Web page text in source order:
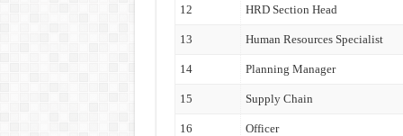
12 HRD Section Head
13 Human Resources Specialist
14 Planning Manager
15 Supply Chain
16 Officer